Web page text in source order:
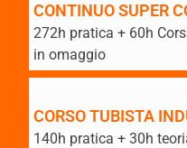
CONTINUO SUPER
272h pratica + 60h
in omaggio
CORSO TUBISTA
140h pratica + 30h